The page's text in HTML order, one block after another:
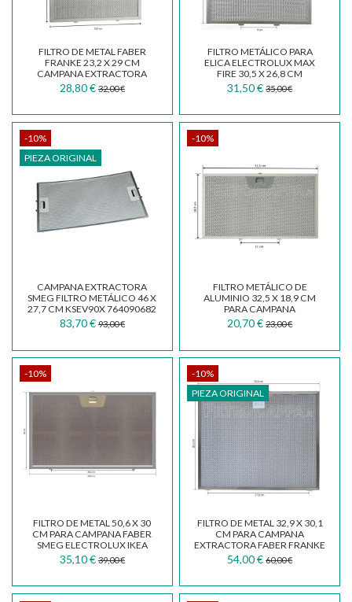
FILTRO DE METAL FABER
FRANKE 23,2 X 29 CM
CAMPANA EXTRACTORA
FABER FRANKE SMEG
CAMINO...
28,80 € 32,00 €
FILTRO METÁLICO PARA
ELICA ELECTROLUX MAX
FIRE 30,5 X 26,8 CM
GRI0009219A
31,50 € 35,00 €
-10%
PIEZA ORIGINAL
CAMPANA EXTRACTORA
SMEG FILTRO METÁLICO 46 X
27,7 CM KSEV90X 764090682
83,70 € 93,00 €
-10%
FILTRO METÁLICO DE
ALUMINIO 32,5 X 18,9 CM
PARA CAMPANA
EXTRACTORA FABER FRANKE
SMEG FKA25
20,70 € 23,00 €
-10%
FILTRO DE METAL 50,6 X 30
CM PARA CAMPANA FABER
SMEG ELECTROLUX IKEA
FKA31
35,10 € 39,00 €
-10%
PIEZA ORIGINAL
FILTRO DE METAL 32,9 X 30,1
CM PARA CAMPANA
EXTRACTORA FABER FRANKE
SMEG 133.0342.693
54,00 € 60,00 €